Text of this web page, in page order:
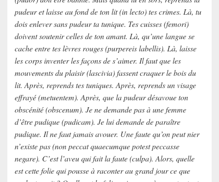
pudeur et laisse au fond de ton lit (in lecto) tes crimes. Là, tu
dois enlever sans pudeur ta tunique. Tes cuisses (femori)
doivent soutenir celles de ton amant. Là, qu’une langue se
cache entre tes lèvres rouges (purpereis labellis). Là, laisse
les corps inventer les façons de s’aimer. Il faut que les
mouvements du plaisir (lascivia) fassent craquer le bois du
lit. Après, reprends tes tuniques. Après, reprends un visage
effrayé (metuentem). Après, que la pudeur désavoue ton
obscénité (obscenum). Je ne demande pas à une femme
d’être pudique (pudicam). Je lui demande de paraître
pudique. Il ne faut jamais avouer. Une faute qu’on peut nier
n’existe pas (non peccat quaecumque potest peccasse
negare). C’est l’aveu qui fait la faute (culpa). Alors, quelle
est cette folie qui pousse à raconter au grand jour ce que